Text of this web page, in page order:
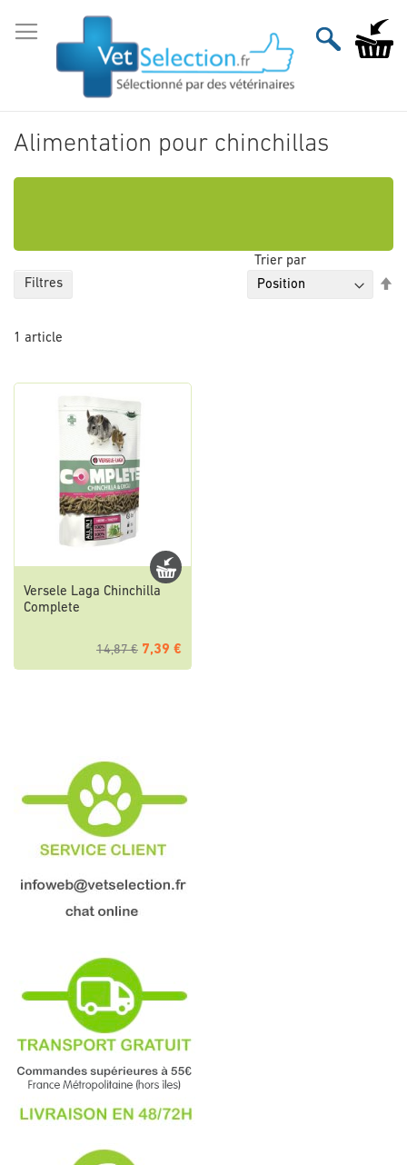
au
contenu
Mon
Alimentation pour chinchillas
1 article
Trier par
Versele Laga Chinchilla
Complete
14,87 € 7,39 €
Filtres